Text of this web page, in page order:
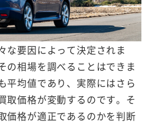
な要因によって決定されま
の相場を調べることはできま
平均値であり、実際にはさら
取価格が変動するのです。そ
価格が適正であるのかを判断